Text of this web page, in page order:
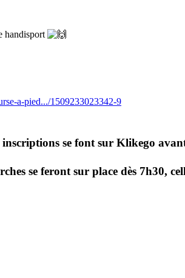
handisport
a-pied.../1509233023342-9
inscriptions se font sur Klikego
se feront sur place dès 7h30,